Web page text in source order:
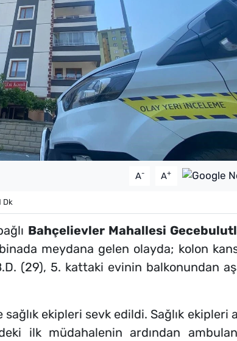
A- A+
Dk
Bahçelievler Mahallesi
meydana gelen olayda; kolon
(29), 5. kattaki evinin balkonundan
ekipleri sevk edildi. Sağlık ekipleri
ilk müdahalenin ardından